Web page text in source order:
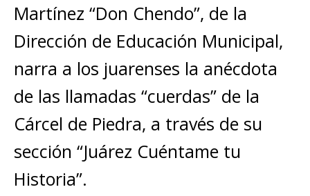
A
p
p
b
o
o
k
n
g
e
r
r Li
n
k
p
ar
ti
r
Martínez “Don Chendo”, de la
Dirección de Educación Municipal,
narra a los juarenses la anécdota
de las llamadas “cuerdas” de la
Cárcel de Piedra, a través de su
sección “Juárez Cuéntame tu
Historia”.